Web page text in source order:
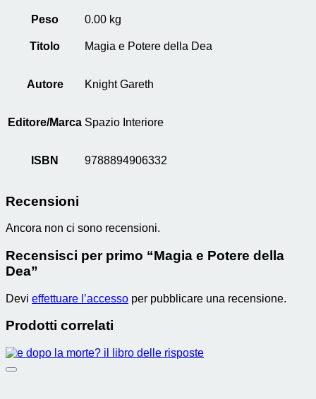
Peso 0.00 kg
Titolo Magia e Potere della Dea
Autore Knight Gareth
Editore/Marca Spazio Interiore
ISBN 9788894906332
Recensioni
Ancora non ci sono recensioni.
Recensisci per primo “Magia e Potere della
Dea”
Devi effettuare l’accesso per pubblicare una recensione.
Prodotti correlati